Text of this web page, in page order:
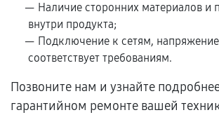
Наличие сторонних материалов и
внутри продукта;
Подключение к сетям,
соответствует требованиям.
Позвоните нам и узнайте
гарантийном ремонте вашей